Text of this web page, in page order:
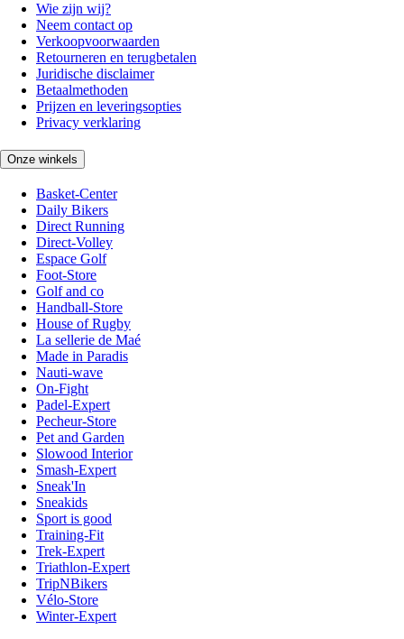
Wie zijn wij?
Neem contact op
Verkoopvoorwaarden
Retourneren en terugbetalen
Juridische disclaimer
Betaalmethoden
Prijzen en leveringsopties
Privacy verklaring
Onze winkels
Basket-Center
Daily Bikers
Direct Running
Direct-Volley
Espace Golf
Foot-Store
Golf and co
Handball-Store
House of Rugby
La sellerie de Maé
Made in Paradis
Nauti-wave
On-Fight
Padel-Expert
Pecheur-Store
Pet and Garden
Slowood Interior
Smash-Expert
Sneak'In
Sneakids
Sport is good
Training-Fit
Trek-Expert
Triathlon-Expert
TripNBikers
Vélo-Store
Winter-Expert